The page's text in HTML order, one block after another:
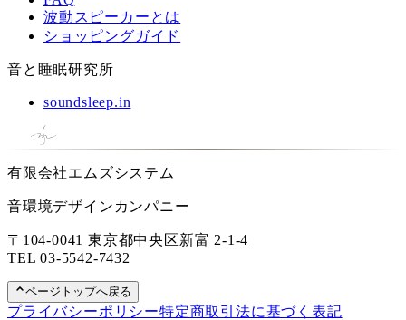
波動スピーカーとは
ショッピングガイド
音と睡眠研究所
soundsleep.in
有限会社エムズシステム
音環境デザインカンパニー
〒104-0041 東京都中央区新富 2-1-4
TEL03-5542-7432
ページトップへ戻る
プライバシーポリシー特定商取引法に基づく表記